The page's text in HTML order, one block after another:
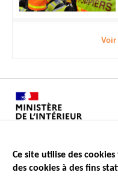
Voir
Ce site utilise des
des cookies à des fins